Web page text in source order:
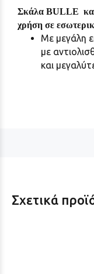
Σκάλα BULLE
χρήση σε
Με μεγάλη
με
και
Σχετικά